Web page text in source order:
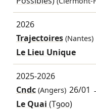
2026
Trajectoires(Nantes)
Le Lieu Unique
2025-2026
Cndc(Angers) 26/01
Le Quai (T900)